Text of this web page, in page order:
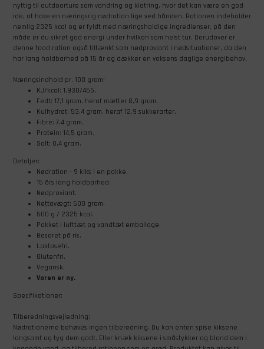
nyttig til outdoorture som vandring og klatring, hvor det kan være en god
ide, at have en næringsrig nødration lige ved hånden. Rationen indeholder
nemlig 2325 kcal og er fyldt med næringsholdige ingredienser, på den
måde er du sikret god energi under hvilken som helst tur. Derudover er
denne food ration også tiltænkt som nødproviant i nødsituationer, da den
har lang holdbarhed på 15 år og dækker en voksens daglige energibehov.
Næringsindhold pr. 100 gram:
KJ/kcal: 1.930/465.
Fedt: 17,1 gram, heraf mætter 8,9 gram.
Kulhydrat: 53,4 gram, heraf 12,9 sukkerarter.
Fibre: 7,4 gram.
Protein: 14,5 gram.
Salt: 0,4 gram.
Detaljer:
Nødration - 9 kiks i en pakke.
15 års lang holdbarhed.
Nødproviant.
Nettovægt: 500 gram.
500 g / 2325 kcal.
Pakket i lufttæt og vandtæt emballage.
Baseret på ris.
Laktosefri.
Glutenfri.
Vegansk.
Varen er ny.
Specifikationer:
Tilberedningsvejledning:
Nødrationerne behøves ingen tilberedning. Du kan enten spise kiksene
langsomt og tyg dem godt. Eller knæk kiksene i småstykker og bland dem i